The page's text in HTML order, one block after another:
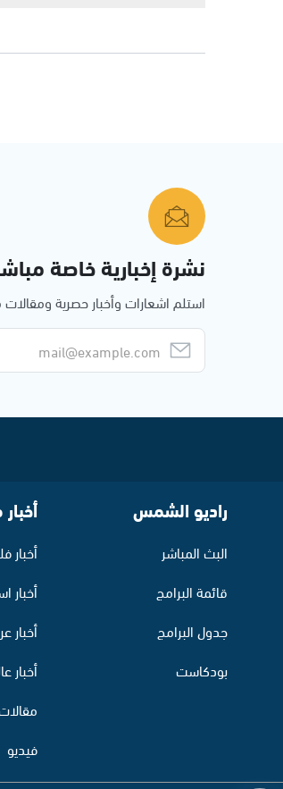
نشرة إخبارية خاصة
استلم اشعارات وأخبار حصرية
راديو الشمس
البث المباشر
قائمة البرامج
جدول البرامج
بودكاست
أخبار
أخبار
أخبار
أخبار
فيديو